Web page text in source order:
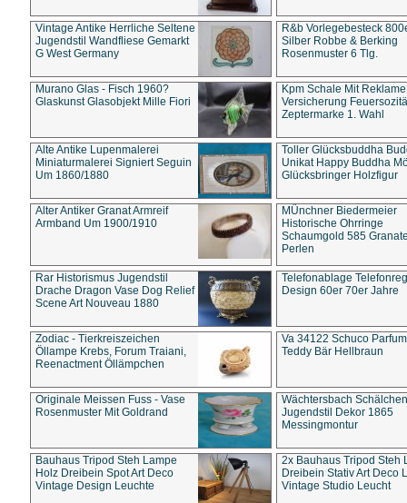
Vintage Antike Herrliche Seltene
Jugendstil Wandfliese Gemarkt
G West Germany
R&b Vorlegebesteck
Silber Robbe & Berking
Rosenmuster 6 Tlg.
Murano Glas - Fisch 1960?
Glaskunst Glasobjekt Mille Fiori
Kpm Schale Mit Reklame
Versicherung
Zeptermarke 1. Wahl
Alte Antike Lupenmalerei
Miniaturmalerei Signiert Seguin
Um 1860/1880
Toller Glücksbuddha
Unikat Happy Buddha
Glücksbringer Holzfigur
Alter Antiker Granat Armreif
Armband Um 1900/1910
MÜnchner Biedermeier
Historische Ohrringe
Schaumgold 585
Perlen
Rar Historismus Jugendstil
Drache Dragon Vase Dog Relief
Scene Art Nouveau 1880
Telefonablage
Design 60er 70er Jahre
Zodiac - Tierkreiszeichen
Öllampe Krebs, Forum Traiani,
Reenactment Öllämpchen
Va 34122 Schuco
Teddy Bär Hellbraun
Originale Meissen Fuss - Vase
Rosenmuster Mit Goldrand
Wächtersbach Schälchen
Jugendstil Dekor 1865
Messingmontur
Bauhaus Tripod Steh Lampe
Holz Dreibein Spot Art Deco
Vintage Design Leuchte
2x Bauhaus Tripod Steh
Dreibein Stativ Art Deco
Vintage Studio Leucht